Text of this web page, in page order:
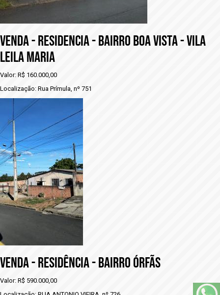
VENDA - RESIDENCIA - BAIRRO BOA VISTA - VILA
LEILA MARIA
Valor: R$ 160.000,00
Localização: Rua Prímula, nº 751
VENDA - RESIDÊNCIA - BAIRRO ÓRFÃS
Valor: R$ 590.000,00